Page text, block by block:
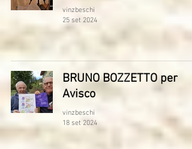
vinzbeschi
25 set 2024
BRUNO BOZZETTO per
Avisco
vinzbeschi
18 set 2024